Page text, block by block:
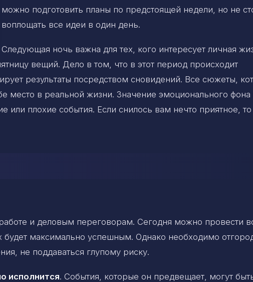
можно подготовить планы по предстоящей недели, но не
воплощать все идеи в один день.
Следующая ночь важна для тех, кого интересует личная
вещий. Дело в том, что в этот период происходит
результаты посредством сновидений. Все сюжеты,
место в реальной жизни. Значение эмоционального фона
или плохие события. Если снилось вам нечто приятное, то
и деловым переговорам. Сегодня можно провести
будет максимально успешным. Однако необходимо
не поддаваться глупому риску.
исполнится. События, которые он предвещает, могут